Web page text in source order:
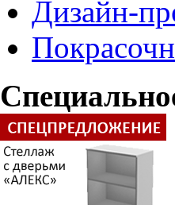
Дизайн-